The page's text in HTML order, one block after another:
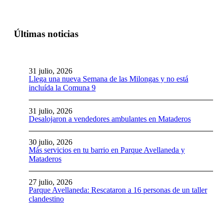
Últimas noticias
Llega una nueva Semana de las Milongas y no está
incluída la Comuna 9
31 julio, 2026
Desalojaron a vendedores ambulantes en Mataderos
31 julio, 2026
Más servicios en tu barrio en Parque Avellaneda y
Mataderos
30 julio, 2026
Parque Avellaneda: Rescataron a 16 personas de un taller
clandestino
27 julio, 2026